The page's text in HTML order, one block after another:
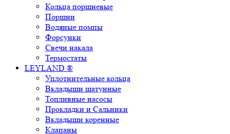
Кольца поршневые
Поршни
Водяные помпы
Форсунки
Свечи накала
Термостаты
LEYLAND ®
Уплотнительные кольца
Вкладыши шатунные
Топливные насосы
Прокладки и Сальники
Вкладыши коренные
Клапаны